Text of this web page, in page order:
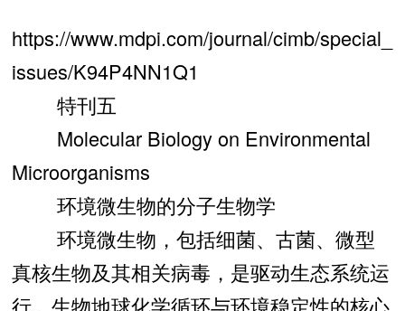
https://www.mdpi.com/journal/cimb/special_
issues/K94P4NN1Q1
特刊五
Molecular Biology on Environmental
Microorganisms
环境微生物的分子生物学
环境微生物，包括细菌、古菌、微型
真核生物及其相关病毒，是驱动生态系统运
行、生物地球化学循环与环境稳定性的核心